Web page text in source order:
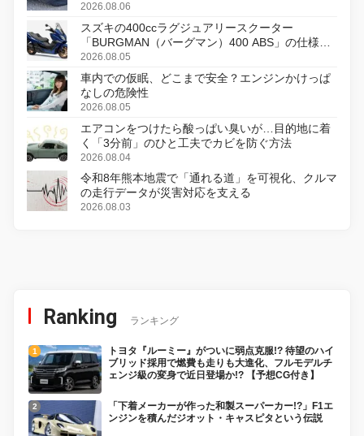
2026.08.06
スズキの400ccラグジュアリースクーター
「BURGMAN（バーグマン）400 ABS」の仕様を
変更し、8月18日に発売
2026.08.05
車内での仮眠、どこまで安全？エンジンかけっぱ
なしの危険性
2026.08.05
エアコンをつけたら酸っぱい臭いが…目的地に着
く「3分前」のひと工夫でカビを防ぐ方法
2026.08.04
令和8年熊本地震で「通れる道」を可視化、クルマ
の走行データが災害対応を支える
2026.08.03
Ranking ランキング
トヨタ『ルーミー』がついに弱点克服!? 待望のハイ
ブリッド採用で燃費も走りも大進化、フルモデルチ
ェンジ級の変身で近日登場か!? 【予想CG付き】
「下着メーカーが作った和製スーパーカー!?」F1エ
ンジンを積んだジオット・キャスピタという伝説